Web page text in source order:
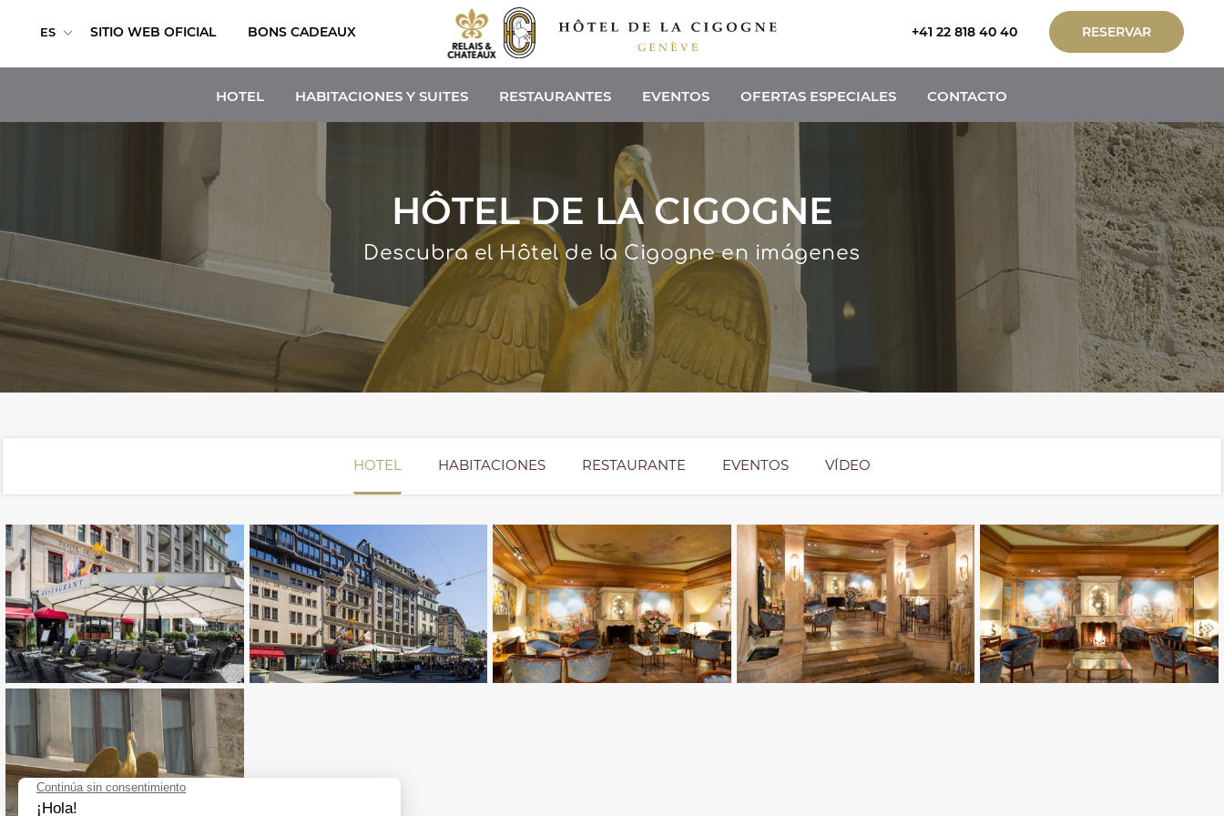
ES SITIO WEB OFICIAL BONS CADEAUX +41 22 818 40 40 RESERVAR
HOTEL HABITACIONES Y SUITES RESTAURANTES EVENTOS OFERTAS ESPECIALES CONTACTO
HÔTEL DE LA CIGOGNE
Descubra el Hôtel de la Cigogne en imágenes
HOTEL HABITACIONES RESTAURANTE EVENTOS VÍDEO